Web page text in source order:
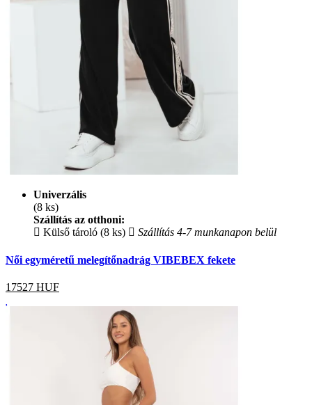
Univerzális
(8 ks)
Szállítás az otthoni:
Külső tároló (8 ks)
Szállítás 4-7 munkanapon belül
Női egyméretű melegítőnadrág VIBEBEX fekete
17527 HUF